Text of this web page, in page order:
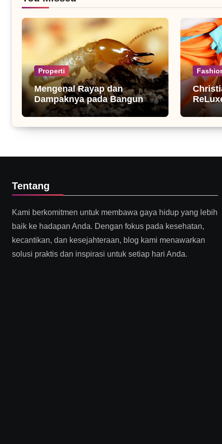
Properti
Mengenal Rayap dan
Dampaknya pada Bangunan
Rumah
Tentang
Kami berkomitmen untuk membawa gaya hidup yang lebih
baik ke hadapan Anda. Dengan fokus pada kesehatan,
kecantikan, dan kesejahteraan, blog kami menawarkan
solusi praktis dan inspirasi untuk setiap hari Anda.